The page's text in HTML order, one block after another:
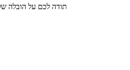
תודה לכם על הובלה